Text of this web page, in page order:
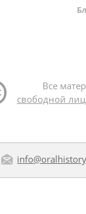
Все
свободной